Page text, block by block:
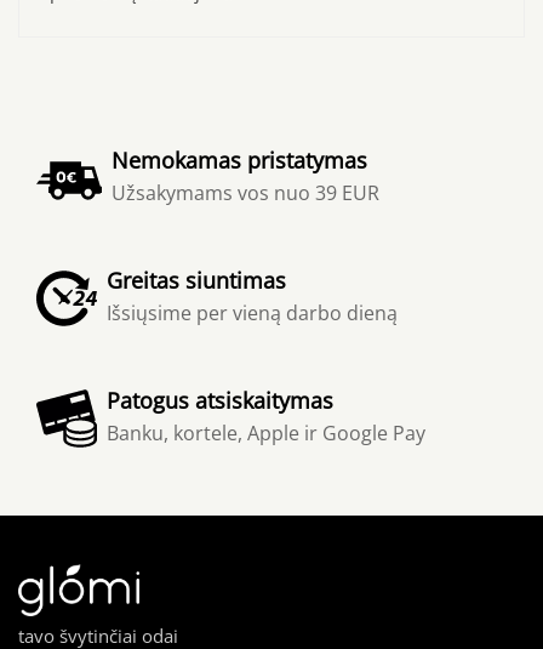
Nemokamas pristatymas
Užsakymams vos nuo 39 EUR
Greitas siuntimas
Išsiųsime per vieną darbo dieną
Patogus atsiskaitymas
Banku, kortele, Apple ir Google Pay
tavo švytinčiai odai